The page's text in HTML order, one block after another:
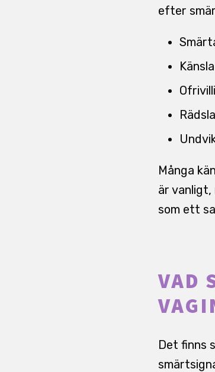
efter
Många
är
som ett
VAD
Det finns